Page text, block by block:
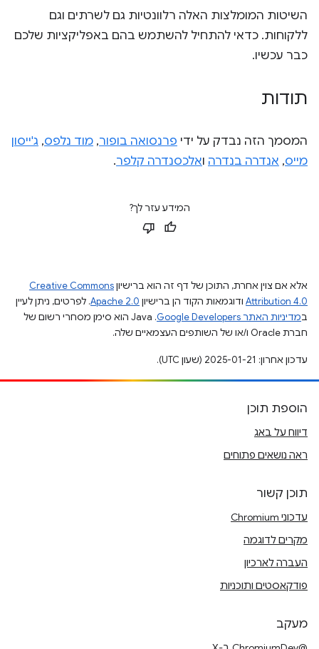
השיטות המומלצות האלה רלוונטיות גם לשרתים וגם
ללקוחות. כדאי להתחיל להשתמש בהם באפליקציות שלכם
כבר עכשיו.
תודות
המסמך הזה נבדק על ידי פרנסואה בופור, מוד נלפס, ג'ייסון
מייס, אנדרה בנדרה ואלכסנדרה קלפר.
המידע עזר לך?
אלא אם צוין אחרת, התוכן של דף זה הוא ברישיוןCreative Commons
Attribution 4.0 ודוגמאות הקוד הן ברישיון Apache 2.0. לפרטים, ניתן לעיין
במדיניות האתר Google Developers‏
.‏ Java הוא סימן מסחרי רשום של
חברת Oracle ו/או של השותפים העצמאיים שלה.
עדכון אחרון: 2025-01-21 (שעון UTC).
הוספת תוכן
דיווח על באג
ראה נושאים פתוחים
תוכן קשור
עדכוני Chromium
מקרים לדוגמה
העברה לארכיון
פודקאסטים ותוכניות
מעקב